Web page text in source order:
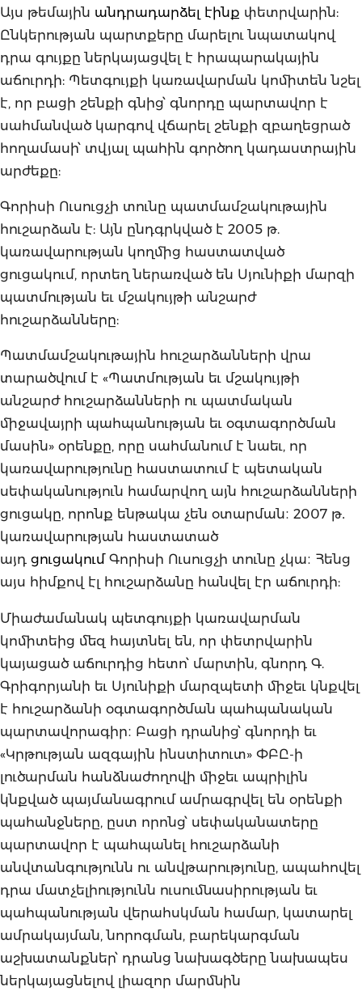
Այս թեմային անդրադարձել էինք փետրվարին:
Ընկերության պարտքերը մարելու նպատակով
դրա գույքը ներկայացվել է հրապարակային
աճուրդի: Պետգույքի կառավարման կոմիտեն նշել
է, որ բացի շենքի գնից՝ գնորդը պարտավոր է
սահմանված կարգով վճարել շենքի զբաղեցրած
հողամասի՝ տվյալ պահին գործող կադաստրային
արժեքը:
Գորիսի Ուսուցչի տունը պատմամշակութային
հուշարձան է: Այն ընդգրկված է 2005 թ.
կառավարության կողմից հաստատված
ցուցակում, որտեղ ներառված են Սյունիքի մարզի
պատմության եւ մշակույթի անշարժ
հուշարձանները:
Պատմամշակութային հուշարձանների վրա
տարածվում է «Պատմության եւ մշակույթի
անշարժ հուշարձանների ու պատմական
միջավայրի պահպանության եւ օգտագործման
մասին» օրենքը, որը սահմանում է նաեւ, որ
կառավարությունը հաստատում է պետական
սեփականություն համարվող այն հուշարձանների
ցուցակը, որոնք ենթակա չեն օտարման։ 2007 թ․
կառավարության հաստատած
այդ ցուցակումԳորիսի Ուսուցչի տունը չկա։ Հենց
այս հիմքով էլ հուշարձանը հանվել էր աճուրդի:
Միաժամանակ պետգույքի կառավարման
կոմիտեից մեզ հայտնել են, որ փետրվարին
կայացած աճուրդից հետո՝ մարտին, գնորդ Գ.
Գրիգորյանի եւ Սյունիքի մարզպետի միջեւ կնքվել
է հուշարձանի օգտագործման պահպանական
պարտավորագիր։ Բացի դրանից՝ գնորդի եւ
«Կրթության ազգային ինստիտուտ» ՓԲԸ-ի
լուծարման հանձնաժողովի միջեւ ապրիլին
կնքված պայմանագրում ամրագրվել են օրենքի
պահանջները, ըստ որոնց՝ սեփականատերը
պարտավոր է պահպանել հուշարձանի
անվտանգությունն ու անվթարությունը, ապահովել
դրա մատչելիությունն ուսումնասիրության եւ
պահպանության վերահսկման համար, կատարել
ամրակայման, նորոգման, բարեկարգման
աշխատանքներ՝ դրանց նախագծերը նախապես
ներկայացնելով լիազոր մարմնին